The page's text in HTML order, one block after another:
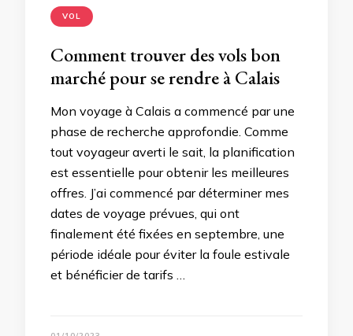
VOL
Comment trouver des vols bon
marché pour se rendre à Calais
Mon voyage à Calais a commencé par une
phase de recherche approfondie. Comme
tout voyageur averti le sait, la planification
est essentielle pour obtenir les meilleures
offres. J’ai commencé par déterminer mes
dates de voyage prévues, qui ont
finalement été fixées en septembre, une
période idéale pour éviter la foule estivale
et bénéficier de tarifs …